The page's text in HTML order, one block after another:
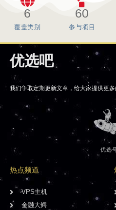
6
覆盖类别
60
参与项目
优选吧
我们争取定期更新文章，给大家提供更多
优选
热点频道
VPS主机
金融大鳄